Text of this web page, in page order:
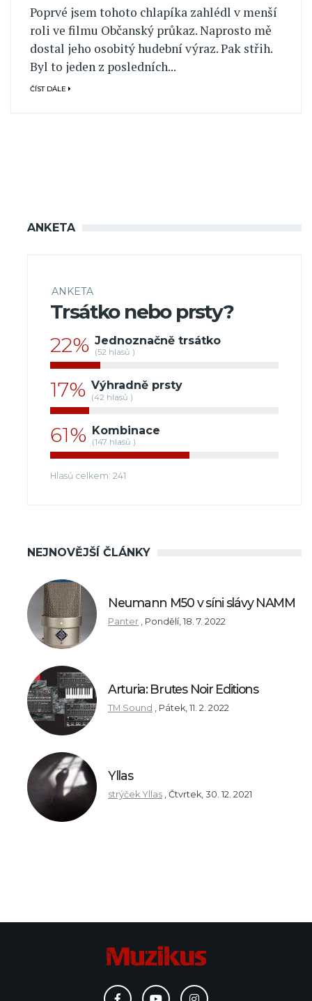
Poprvé jsem tohoto chlapíka zahlédl v menší
roli ve filmu Občanský průkaz. Naprosto mě
dostal jeho osobitý hudební výraz. Pak střih.
Byl to jeden z posledních...
ČÍST DÁLE
ANKETA
ANKETA
Trsátko nebo prsty?
22% Jednoznačně trsátko
(52 hlasů )
17% Výhradně prsty
(42 hlasů )
61% Kombinace
(147 hlasů )
Hlasů celkem: 241
NEJNOVĚJŠÍ ČLÁNKY
Neumann M50 v síni slávy NAMM
Panter , Pondělí, 18. 7. 2022
Arturia: Brutes Noir Editions
TM Sound , Pátek, 11. 2. 2022
Yllas
strýček Yllas , Čtvrtek, 30. 12. 2021